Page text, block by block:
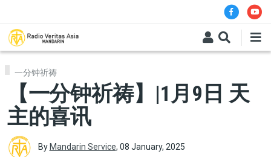
一分钟祈祷
【一分钟祈祷】|1月9日 天
主的喜讯
By Mandarin Service, 08 January, 2025